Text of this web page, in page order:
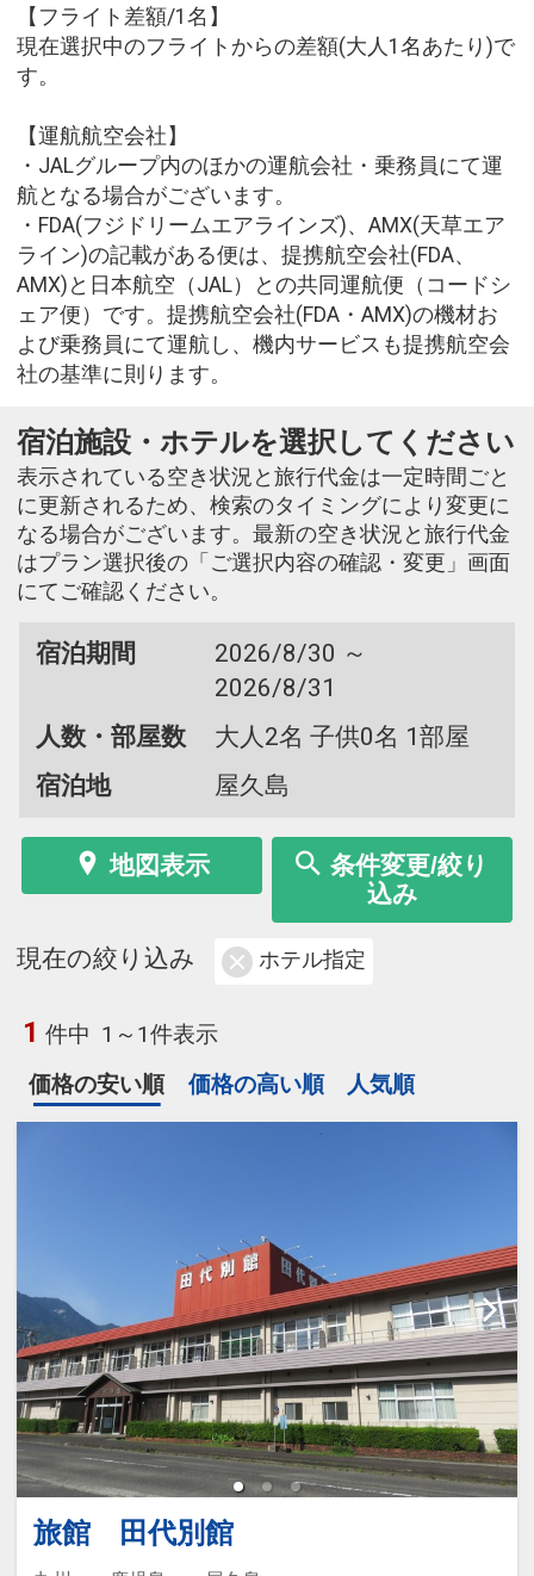
【フライト差額/1名】
現在選択中のフライトからの差額(大人1名あたり)で
す。
【運航航空会社】
・JALグループ内のほかの運航会社・乗務員にて運
航となる場合がございます。
・FDA(フジドリームエアラインズ)、AMX(天草エア
ライン)の記載がある便は、提携航空会社(FDA、
AMX)と日本航空（JAL）との共同運航便（コードシ
ェア便）です。提携航空会社(FDA・AMX)の機材お
よび乗務員にて運航し、機内サービスも提携航空会
社の基準に則ります。
宿泊施設・ホテルを選択してください
表示されている空き状況と旅行代金は一定時間ごと
に更新されるため、検索のタイミングにより変更に
なる場合がございます。最新の空き状況と旅行代金
はプラン選択後の「ご選択内容の確認・変更」画面
にてご確認ください。
宿泊期間
2026/8/30 ～
2026/8/31
人数・部屋数
大人2名 子供0名 1部屋
宿泊地
屋久島
地図表示
条件変更/絞り
込み
現在の絞り込み ホテル指定
1 件中 1～1件表示
価格の安い順
価格の高い順 人気順
旅館 田代別館